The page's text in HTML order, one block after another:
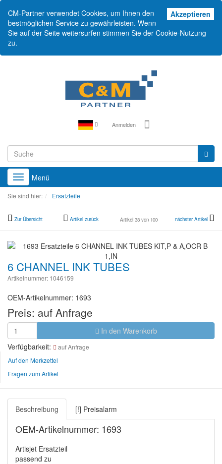
Akzeptieren
CM-Partner verwendet Cookies, um Ihnen den
bestmöglichen Service zu gewährleisten. Wenn
Sie auf der Seite weitersurfen stimmen Sie der Cookie-Nutzung
zu.
Anmelden
Toggle
navigation
Menü
Sie sind hier: Ersatzteile
Zur Übersicht Artikel zurück Artikel 38 von 100 nächster Artikel
6 CHANNEL INK TUBES
Artikelnummer: 1046159
OEM-Artikelnummer: 1693
Preis: auf Anfrage
In den Warenkorb
Verfügbarkeit:
auf Anfrage
Auf den Merkzettel
Fragen zum Artikel
Beschreibung [!] Preisalarm
OEM-Artikelnummer: 1693
Artisjet Ersatzteil
passend zu